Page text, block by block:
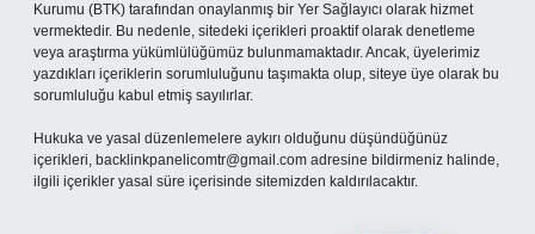
Kurumu (BTK) tarafından onaylanmış bir Yer Sağlayıcı olarak hizmet
vermektedir. Bu nedenle, sitedeki içerikleri proaktif olarak denetleme
veya araştırma yükümlülüğümüz bulunmamaktadır. Ancak, üyelerimiz
yazdıkları içeriklerin sorumluluğunu taşımakta olup, siteye üye olarak bu
sorumluluğu kabul etmiş sayılırlar.
Hukuka ve yasal düzenlemelere aykırı olduğunu düşündüğünüz
içerikleri, backlinkpanelicomtr@gmail.com adresine bildirmeniz halinde,
ilgili içerikler yasal süre içerisinde sitemizden kaldırılacaktır.